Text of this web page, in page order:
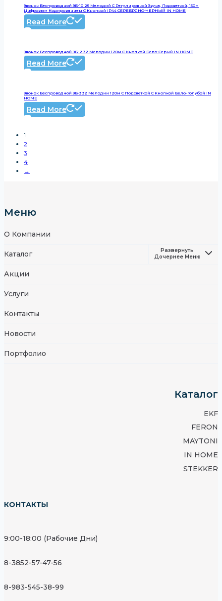
Звонок Беспроводной ЗБ-10 25 Мелодий С Регулировкой Звука, Подсветкой, 150м
Цифровым Кодированием С Кнопкой IP44 СЕРЕБРЯНО-ЧЕРНЫЙ IN HOME
Read More
Звонок Беспроводной ЗБ-2 32 Мелодии 120м С Кнопкой Бело-Серый IN HOME
Read More
Звонок Беспроводной ЗБ-3 32 Мелодии 120м С Подсветкой С Кнопкой Бело-Голубой IN
HOME
Read More
1
2
3
4
→
Меню
О Компании
Каталог
Развернуть
Дочернее Меню
Акции
Услуги
Контакты
Новости
Портфолио
Каталог
EKF
FERON
MAYTONI
IN HOME
STEKKER
КОНТАКТЫ
9:00-18:00 (Рабочие Дни)
8-3852-57-47-56
8-983-545-38-99